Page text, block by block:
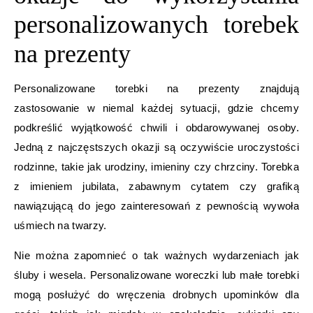
personalizowanych torebek
na prezenty
Personalizowane torebki na prezenty znajdują
zastosowanie w niemal każdej sytuacji, gdzie chcemy
podkreślić wyjątkowość chwili i obdarowywanej osoby.
Jedną z najczęstszych okazji są oczywiście uroczystości
rodzinne, takie jak urodziny, imieniny czy chrzciny. Torebka
z imieniem jubilata, zabawnym cytatem czy grafiką
nawiązującą do jego zainteresowań z pewnością wywoła
uśmiech na twarzy.
Nie można zapomnieć o tak ważnych wydarzeniach jak
śluby i wesela. Personalizowane woreczki lub małe torebki
mogą posłużyć do wręczenia drobnych upominków dla